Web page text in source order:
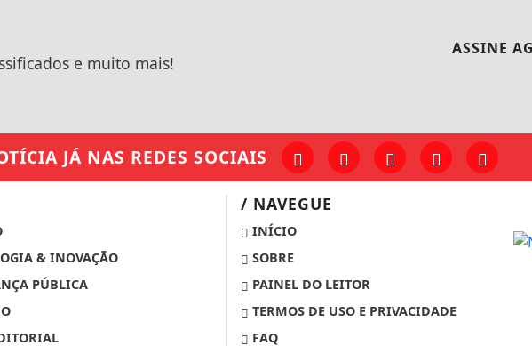
e muito mais!
ASSINE
JÁ NAS REDES SOCIAIS
& INOVAÇÃO
PÚBLICA
/ NAVEGUE
INÍCIO
SOBRE
PAINEL DO LEITOR
TERMOS DE USO E PRIVACIDADE
FAQ